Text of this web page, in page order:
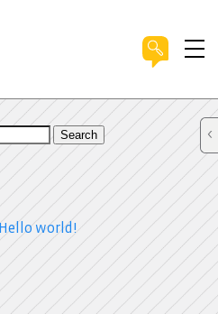
Search
Hello world!